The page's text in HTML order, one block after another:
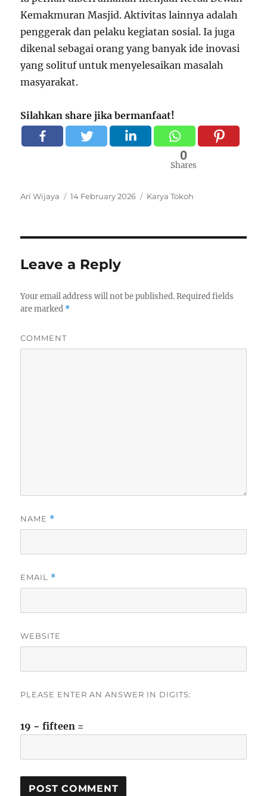
Kemakmuran Masjid. Aktivitas lainnya adalah
penggerak dan pelaku kegiatan sosial. Ia juga
dikenal sebagai orang yang banyak ide inovasi
yang solituf untuk menyelesaikan masalah
masyarakat.
Silahkan share jika bermanfaat!
0
Shares
Author
Ari Wijaya
Posted
14 February 2026 Categories
Karya Tokoh
Leave a Reply
Your email address will not be published.Required fields
are marked *
COMMENT
NAME *
EMAIL *
WEBSITE
PLEASE ENTER AN ANSWER IN DIGITS:
19 − fifteen =